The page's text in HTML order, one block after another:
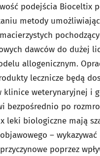
podejścia Bioceltix
metody
dawców do dużej
allogenicznym.
lecznicze będą
klinice weterynaryjnej i
bezpośrednio po
leki biologiczne mają
–
poprzez